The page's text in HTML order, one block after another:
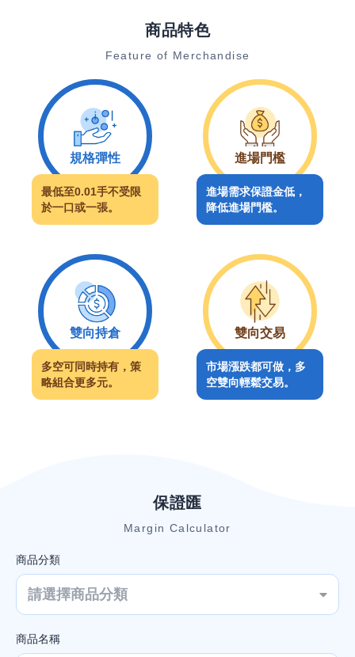
商品特色
Feature of Merchandise
規格彈性
最低至0.01手不受限
於一口或一張。
進場門檻
進場需求保證金低，
降低進場門檻。
雙向持倉
多空可同時持有，策
略組合更多元。
雙向交易
市場漲跌都可做，多
空雙向輕鬆交易。
保證匯
Margin Calculator
商品分類
請選擇商品分類
商品名稱
上週